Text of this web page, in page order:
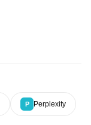
P Perplexity